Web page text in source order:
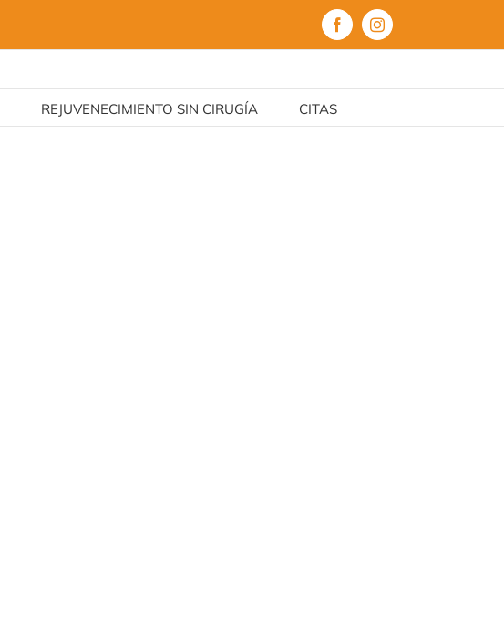
FacebookInstagram
REJUVENECIMIENTO SIN CIRUGÍA CITAS